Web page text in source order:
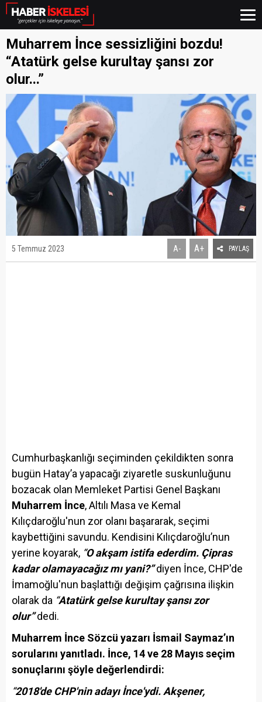
Muharrem İnce sessizliğini bozdu!
“Atatürk gelse kurultay şansı zor
olur...”
5 Temmuz 2023 A- A+ PAYLAŞ
Cumhurbaşkanlığı seçiminden çekildikten sonra
bugün Hatay’a yapacağı ziyaretle suskunluğunu
bozacak olan Memleket Partisi Genel Başkanı
Muharrem İnce, Altılı Masa ve Kemal
Kılıçdaroğlu'nun zor olanı başararak, seçimi
kaybettiğini savundu. Kendisini Kılıçdaroğlu’nun
yerine koyarak, “O akşam istifa ederdim. Çipras
kadar olamayacağız mı yani?”diyen İnce, CHP'de
İmamoğlu'nun başlattığı değişim çağrısına ilişkin
olarak da “Atatürk gelse kurultay şansı zor
olur”dedi.
Muharrem İnce Sözcü yazarı İsmail Saymaz’ın
sorularını yanıtladı. İnce, 14 ve 28 Mayıs seçim
sonuçlarını şöyle değerlendirdi:
“2018'de CHP'nin adayı İnce'ydi. Akşener,